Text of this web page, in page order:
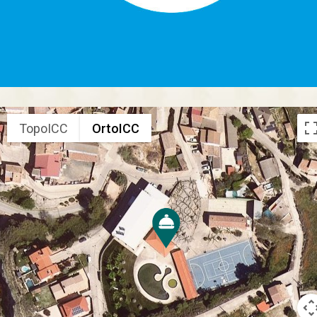
TopoICC OrtoICC